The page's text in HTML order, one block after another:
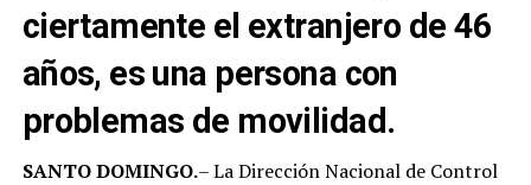
ciertamente el extranjero de 46
años, es una persona con
problemas de movilidad.
SANTO DOMINGO.– La Dirección Nacional de Control